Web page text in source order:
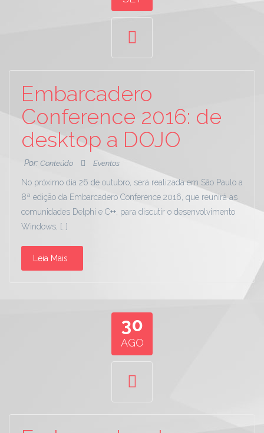
Embarcadero
Conference 2016: de
desktop a DOJO
Por: Conteúdo Eventos
No próximo dia 26 de outubro, será realizada em São Paulo a
8ª edição da Embarcadero Conference 2016, que reunirá as
comunidades Delphi e C++, para discutir o desenvolvimento
Windows, […]
Leia Mais
30
AGO